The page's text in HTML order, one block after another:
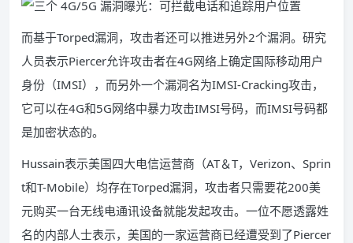
而基于Torped漏洞，攻击者还可以推进另外2个漏洞。研究
人员表示Piercer允许攻击者在4G网络上确定国际移动用户
身份（IMSI），而另外一个漏洞名为IMSI-Cracking攻击，
它可以在4G和5G网络中暴力攻击IMSI号码，而IMSI号码都
是加密状态的。
Hussain表示美国四大电信运营商（AT＆T，Verizon、Sprin
t和T-Mobile）均存在Torped漏洞，攻击者只需要花200美
元购买一台无线电通讯设备就能发起攻击。一位不愿透露姓
名的内部人士表示，美国的一家运营商已经遭受到了Piercer